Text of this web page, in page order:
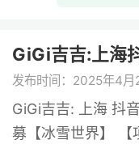
发布时间：2025年4月
GiGi吉吉: 上海 抖
募【冰雪世界】 【